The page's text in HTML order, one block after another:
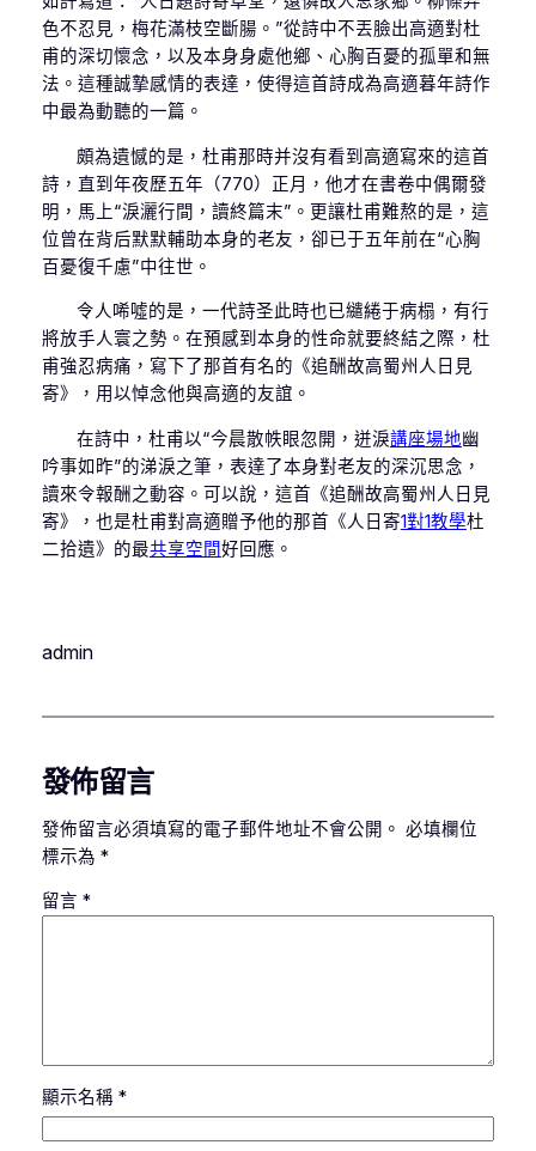
色不忍見，梅花滿枝空斷腸。”從詩中不丟臉出高適對杜
甫的深切懷念，以及本身身處他鄉、心胸百憂的孤單和無
法。這種誠摯感情的表達，使得這首詩成為高適暮年詩作
中最為動聽的一篇。
頗為遺憾的是，杜甫那時并沒有看到高適寫來的這首
詩，直到年夜歷五年（770）正月，他才在書卷中偶爾發
明，馬上“淚灑行間，讀終篇末”。更讓杜甫難熬的是，這
位曾在背后默默輔助本身的老友，卻已于五年前在“心胸
百憂復千慮”中往世。
令人唏噓的是，一代詩圣此時也已繾綣于病榻，有行
將放手人寰之勢。在預感到本身的性命就要終結之際，杜
甫強忍病痛，寫下了那首有名的《追酬故高蜀州人日見
寄》，用以悼念他與高適的友誼。
在詩中，杜甫以“今晨散帙眼忽開，迸淚講座場地幽
吟事如昨”的涕淚之筆，表達了本身對老友的深沉思念，
讀來令報酬之動容。可以說，這首《追酬故高蜀州人日見
寄》，也是杜甫對高適贈予他的那首《人日寄1對1教學杜
二拾遺》的最共享空間好回應。
admin
發佈留言
發佈留言必須填寫的電子郵件地址不會公開。 必填欄位
標示為 *
留言 *
顯示名稱 *